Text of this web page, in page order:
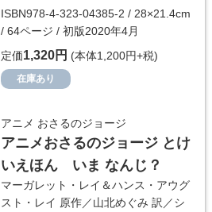
ISBN978-4-323-04385-2 / 28×21.4cm
/ 64ページ / 初版2020年4月
定価1,320円 (本体1,200円+税)
在庫あり
アニメ おさるのジョージ
アニメおさるのジョージ とけ
いえほん いま なんじ？
マーガレット・レイ＆ハンス・アウグ
スト・レイ 原作／山北めぐみ 訳／シ